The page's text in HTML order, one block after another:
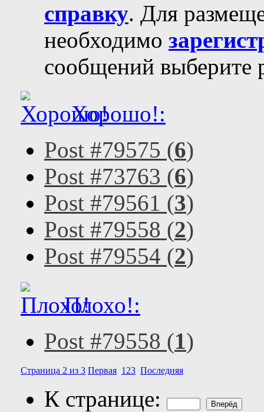
справку. Для
необходимо
сообщений выберите
Хорошо!:
Post #79575 (6)
Post #73763 (6)
Post #79561 (3)
Post #79558 (2)
Post #79554 (2)
Плохо!:
Post #79558 (1)
Страница 2 из 3 Первая 1 23 Последняя
К странице: